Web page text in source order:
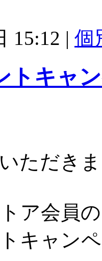
15:12 | 個
トキャ
ただき
ア会員
キャン